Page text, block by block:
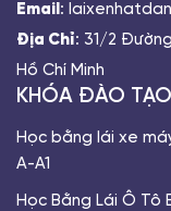
Email:
Địa Chỉ: 31/2
Hồ Chí Minh
KHÓA ĐÀO TẠO
Học bằng lái xe
A-A1
Học Bằng Lái Ô Tô